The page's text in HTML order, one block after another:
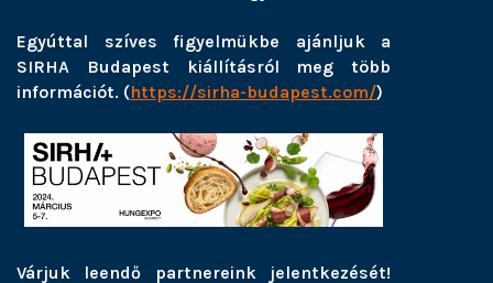
Egyúttal szíves figyelmükbe ajánljuk a
SIRHA Budapest kiállításról meg több
információt. (https://sirha-budapest.com/)
Várjuk leendő partnereink jelentkezését!